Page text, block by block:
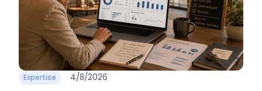
Expertise 4/8/2026